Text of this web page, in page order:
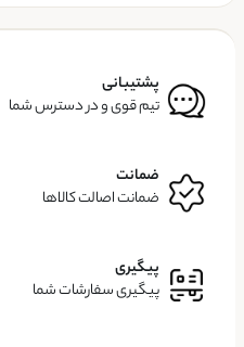
پشتیبانی
تیم قوی و در دسترس شما
ضمانت
ضمانت اصالت کالاها
پیگیری
پیگیری سفارشات شما